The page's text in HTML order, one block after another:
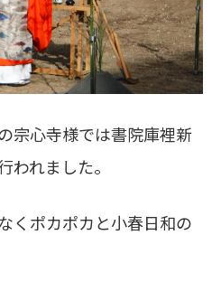
宗心寺様では書院庫裡新
われました。
くポカポカと小春日和の